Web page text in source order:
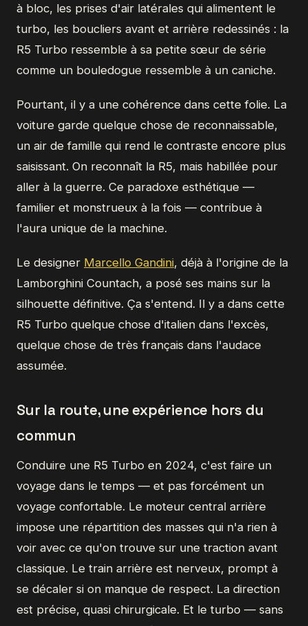
à bloc, les prises d'air latérales qui alimentent le
turbo, les boucliers avant et arrière redessinés : la
R5 Turbo ressemble à sa petite sœur de série
comme un bouledogue ressemble à un caniche.
Pourtant, il y a une cohérence dans cette folie. La
voiture garde quelque chose de reconnaissable,
un air de famille qui rend le contraste encore plus
saisissant. On reconnaît la R5, mais habillée pour
aller à la guerre. Ce paradoxe esthétique —
familier et monstrueux à la fois — contribue à
l'aura unique de la machine.
Le designer Marcello Gandini, déjà à l'origine de la
Lamborghini Countach, a posé ses mains sur la
silhouette définitive. Ça s'entend. Il y a dans cette
R5 Turbo quelque chose d'italien dans l'excès,
quelque chose de très français dans l'audace
assumée.
Sur la route, une expérience hors du
commun
Conduire une R5 Turbo en 2024, c'est faire un
voyage dans le temps — et pas forcément un
voyage confortable. Le moteur central arrière
impose une répartition des masses qui n'a rien à
voir avec ce qu'on trouve sur une traction avant
classique. Le train arrière est nerveux, prompt à
se décaler si on manque de respect. La direction
est précise, quasi chirurgicale. Et le turbo — sans